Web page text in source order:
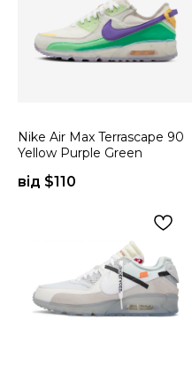
Nike Air Max Terrascape 90
Yellow Purple Green
від $110